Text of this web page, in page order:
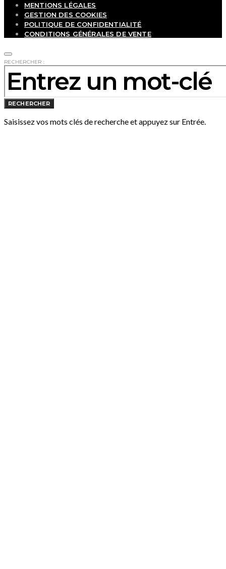
MENTIONS LÉGALES
GESTION DES COOKIES
POLITIQUE DE CONFIDENTIALITÉ
CONDITIONS GÉNÉRALES DE VENTE
RECHERCHER :
RECHERCHER
Saisissez vos mots clés de recherche et appuyez sur Entrée.